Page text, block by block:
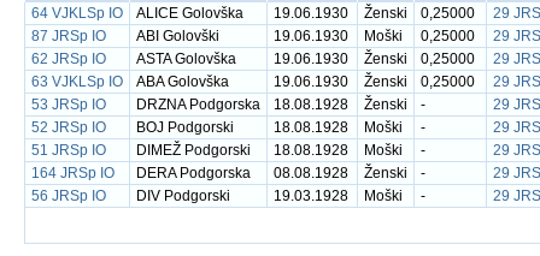
64 VJKLSp IO
ALICE Golovška 19.06.1930 Ženski 0,25000
29
87 JRSp IO
ABI Golovški 19.06.1930 Moški 0,25000
29
62 JRSp IO
ASTA Golovška 19.06.1930 Ženski 0,25000
29
63 VJKLSp IO
ABA Golovška 19.06.1930 Ženski 0,25000
29
53 JRSp IO
DRZNA Podgorska 18.08.1928 Ženski -
29
52 JRSp IO
BOJ Podgorski 18.08.1928 Moški -
29
51 JRSp IO
DIMEŽ Podgorski 18.08.1928 Moški -
29
164 JRSp IO
DERA Podgorska 08.08.1928 Ženski -
29
56 JRSp IO
DIV Podgorski 19.03.1928 Moški - 29